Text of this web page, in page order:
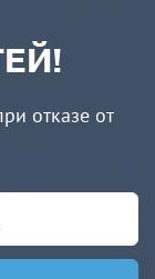
отказе от